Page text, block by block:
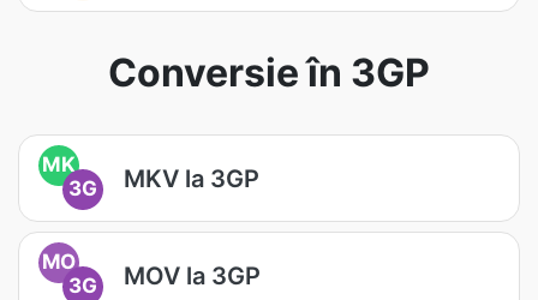
Conversie în 3GP
MK
3G
MKV la 3GP
MO
3G
MOV la 3GP